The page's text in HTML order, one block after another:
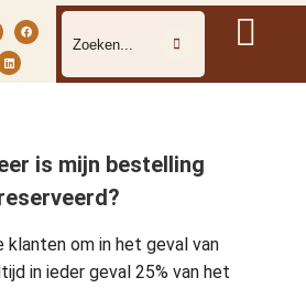
is mijn bestelling
klanten om in het geval van
in ieder geval 25% van het